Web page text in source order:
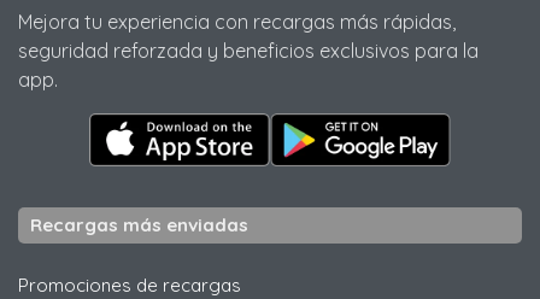
Mejora tu experiencia con recargas más rápidas,
seguridad reforzada y beneficios exclusivos para la
app.
Recargas más enviadas
Promociones de recargas